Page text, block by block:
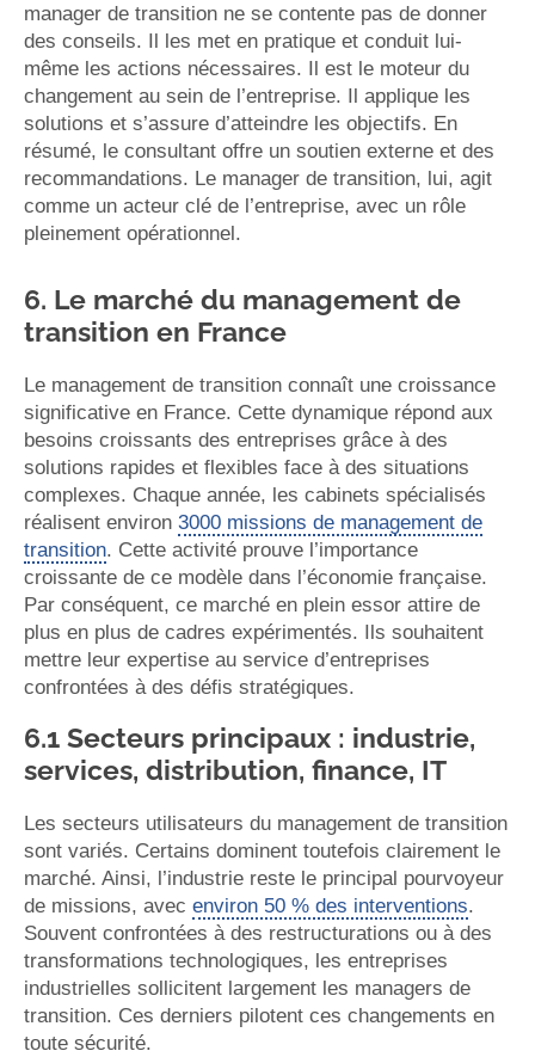
manager de transition ne se contente pas de donner
des conseils. Il les met en pratique et conduit lui-
même les actions nécessaires. Il est le moteur du
changement au sein de l’entreprise. Il applique les
solutions et s’assure d’atteindre les objectifs. En
résumé, le consultant offre un soutien externe et des
recommandations. Le manager de transition, lui, agit
comme un acteur clé de l’entreprise, avec un rôle
pleinement opérationnel.
6. Le marché du management de
transition en France
Le management de transition connaît une croissance
significative en France. Cette dynamique répond aux
besoins croissants des entreprises grâce à des
solutions rapides et flexibles face à des situations
complexes. Chaque année, les cabinets spécialisés
réalisent environ 3000 missions de management de
transition. Cette activité prouve l’importance
croissante de ce modèle dans l’économie française.
Par conséquent, ce marché en plein essor attire de
plus en plus de cadres expérimentés. Ils souhaitent
mettre leur expertise au service d’entreprises
confrontées à des défis stratégiques.
6.1 Secteurs principaux : industrie,
services, distribution, finance, IT
Les secteurs utilisateurs du management de transition
sont variés. Certains dominent toutefois clairement le
marché. Ainsi, l’industrie reste le principal pourvoyeur
de missions, avec environ 50 % des interventions.
Souvent confrontées à des restructurations ou à des
transformations technologiques, les entreprises
industrielles sollicitent largement les managers de
transition. Ces derniers pilotent ces changements en
toute sécurité.